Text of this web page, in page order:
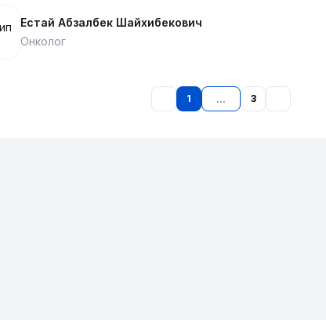
Естай Абзалбек Шайхибекович
Онколог
1 3